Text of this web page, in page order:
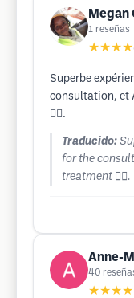
Megan
1 reseñas
★★★★
Superbe
consultation, et
👌🏽.
Traducido:
for the
treatment 👌🏽.
Anne-
40